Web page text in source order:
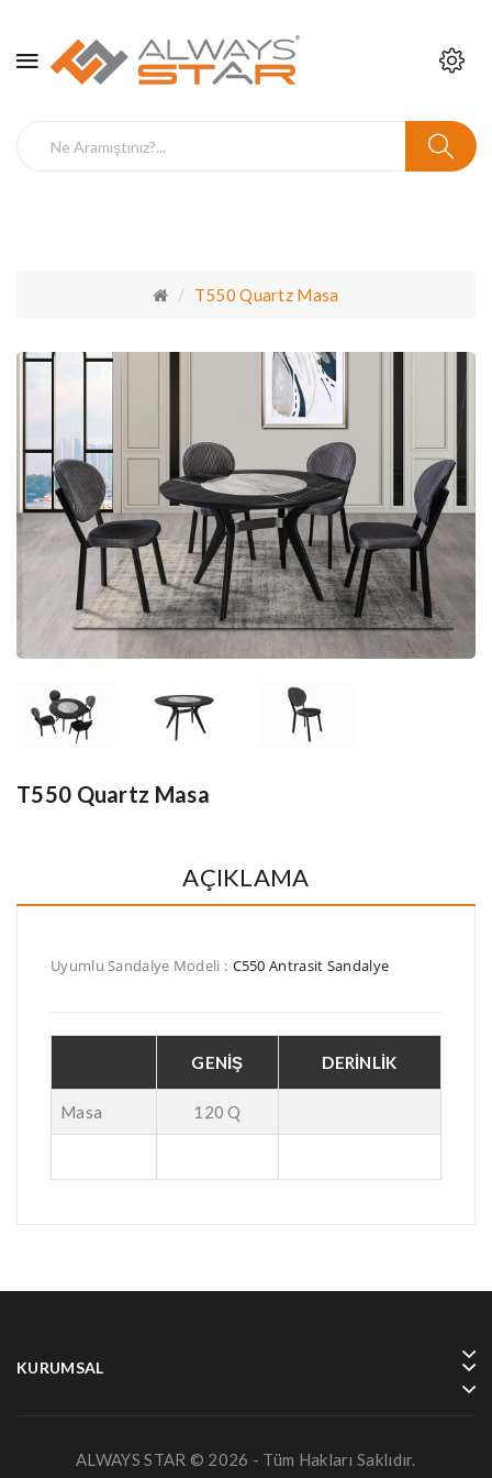
T550 Quartz Masa
T550 Quartz Masa
AÇIKLAMA
Uyumlu Sandalye Modeli : C550 Antrasit Sandalye
GENİŞ DERİNLİK
Masa 120 Q
KURUMSAL
ALWAYS STAR © 2026 - Tüm Hakları Saklıdır.